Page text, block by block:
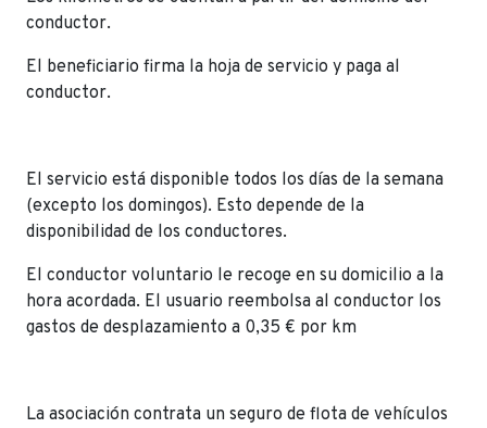
conductor.
El beneficiario firma la hoja de servicio y paga al
conductor.
El servicio está disponible todos los días de la semana
(excepto los domingos). Esto depende de la
disponibilidad de los conductores.
El conductor voluntario le recoge en su domicilio a la
hora acordada. El usuario reembolsa al conductor los
gastos de desplazamiento a 0,35 € por km
La asociación contrata un seguro de flota de vehículos